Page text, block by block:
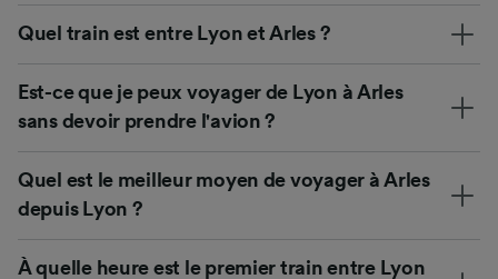
Quel train est entre Lyon et Arles ?
Est-ce que je peux voyager de Lyon à Arles
sans devoir prendre l'avion ?
Quel est le meilleur moyen de voyager à Arles
depuis Lyon ?
À quelle heure est le premier train entre Lyon